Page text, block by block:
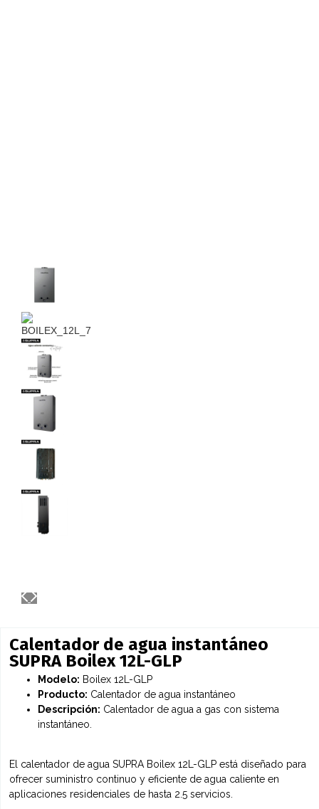
Calentador de agua instantáneo
SUPRA Boilex 12L-GLP
Modelo: Boilex 12L-GLP
Producto: Calentador de agua instantáneo
Descripción: Calentador de agua a gas con sistema
instantáneo.
El calentador de agua SUPRA Boilex 12L-GLP está diseñado para
ofrecer suministro continuo y eficiente de agua caliente en
aplicaciones residenciales de hasta 2.5 servicios.